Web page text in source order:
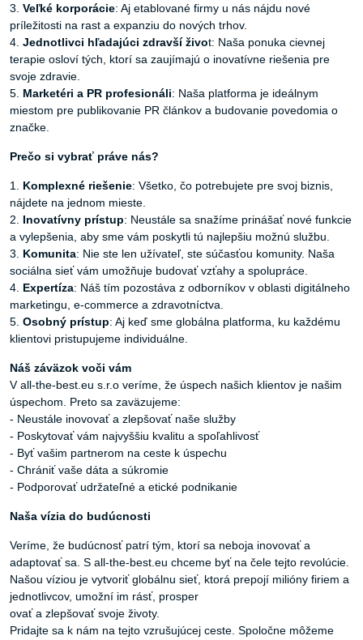
3. Veľké korporácie: Aj etablované firmy u nás nájdu nové
príležitosti na rast a expanziu do nových trhov.
4. Jednotlivci hľadajúci zdravší život: Naša ponuka cievnej
terapie osloví tých, ktorí sa zaujímajú o inovatívne riešenia pre
svoje zdravie.
5. Marketéri a PR profesionáli: Naša platforma je ideálnym
miestom pre publikovanie PR článkov a budovanie povedomia o
značke.
Prečo si vybrať práve nás?
1. Komplexné riešenie: Všetko, čo potrebujete pre svoj biznis,
nájdete na jednom mieste.
2. Inovatívny prístup: Neustále sa snažíme prinášať nové funkcie
a vylepšenia, aby sme vám poskytli tú najlepšiu možnú službu.
3. Komunita: Nie ste len užívateľ, ste súčasťou komunity. Naša
sociálna sieť vám umožňuje budovať vzťahy a spolupráce.
4. Expertíza: Náš tím pozostáva z odborníkov v oblasti digitálneho
marketingu, e-commerce a zdravotníctva.
5. Osobný prístup: Aj keď sme globálna platforma, ku každému
klientovi pristupujeme individuálne.
Náš záväzok voči vám
V all-the-best.eu s.r.o veríme, že úspech našich klientov je našim
úspechom. Preto sa zaväzujeme:
- Neustále inovovať a zlepšovať naše služby
- Poskytovať vám najvyššiu kvalitu a spoľahlivosť
- Byť vašim partnerom na ceste k úspechu
- Chrániť vaše dáta a súkromie
- Podporovať udržateľné a etické podnikanie
Naša vízia do budúcnosti
Veríme, že budúcnosť patrí tým, ktorí sa neboja inovovať a
adaptovať sa. S all-the-best.eu chceme byť na čele tejto revolúcie.
Našou víziou je vytvoriť globálnu sieť, ktorá prepojí milióny firiem a
jednotlivcov, umožní im rásť, prosper
ovať a zlepšovať svoje životy.
Pridajte sa k nám na tejto vzrušujúcej ceste. Spoločne môžeme